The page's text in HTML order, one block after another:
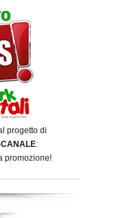
progetto di
CANALE:
promozione!